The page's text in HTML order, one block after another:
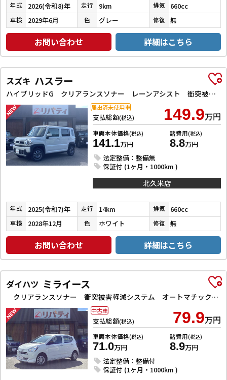
年式 2026(令和8)年 走行 9km 排気 660cc
車検 2029年6月 色 グレー 修復 無
お問い合わせ 詳細はこちら
スズキ ハスラー
ハイブリッドG クリアランスソナー レーンアシスト 衝突被害軽減システム オートライト スマートキー アイドリングストップ 電動格納ミラー シートヒーター CVT ESC エアコン パワーウィンドウ
支払総額(税込) 149.9万円
車両本体価格(税込)
141.1万円
諸費用(税込)
8.8万円
法定整備：整備無
保証付 (1ヶ月・1000km )
届出済未使用車
北久米店
年式 2025(令和7)年 走行 14km 排気 660cc
車検 2028年12月 色 ホワイト 修復 無
お問い合わせ 詳細はこちら
ダイハツ ミライース
クリアランスソナー 衝突被害軽減システム オートマチックハイビーム オートライト アイドリングストップ CVT ESC CD ミュージックプレイヤー接続可 エアコン パワーステアリング
支払総額(税込) 79.9万円
車両本体価格(税込)
71.0万円
諸費用(税込)
8.9万円
法定整備：整備付
保証付 (1ヶ月・1000km )
中古車